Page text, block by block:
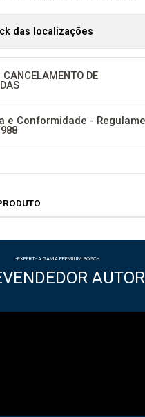
das localizações
CANCELAMENTO DE
e Conformidade -
-EXPERT- A GAMA PREMIUM BOSCH